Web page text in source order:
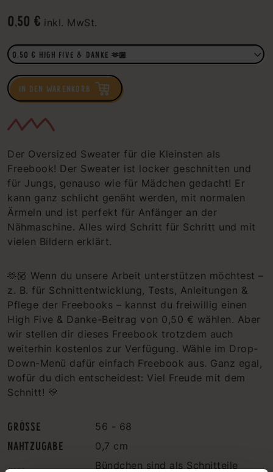
0,50 € inkl. MwSt.
IN DEN WARENKORB
Der Oversized Sweater für die Kleinsten als
Freebook! Der Sweater ist locker geschnitten und
für Jungs, genauso wie für Mädchen gedacht! Er
kann ganz schlicht genäht werden, mit normalen
Ärmeln und ist perfekt für Anfänger an der
Nähmaschine. Alles wird Schritt für Schritt und mit
vielen Bildern erklärt.
🫶🏼 Wenn du unsere Arbeit unterstützen möchtest –
z. B. für Schnittentwicklung, Tests, Anleitungen &
Pflege der Freebooks – kannst du freiwillig einen
High Five & Danke-Beitrag von 0,50 € wählen. Aber
wir stellen dir dieses Freebook trotzdem auch
weiterhin kostenlos zur Verfügung. Wähle im Drop-
Down-Menü dafür einfach Freebook aus. Ganz egal,
wofür du dich entscheidest: Viel Freude mit dem
Schnitt! 💛
GRÖSSE 56 - 68
NAHTZUGABE 0,7 cm
Bündchen sind als Schnitteile